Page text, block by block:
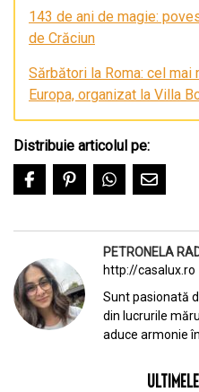
143 de ani de magie:
de Crăciun
Sărbători la Roma: cel mai
Europa, organizat la Villa
Distribuie articolul pe:
PETRONELA
http://casalux.ro
Sunt pasionată
din lucrurile
aduce armonie